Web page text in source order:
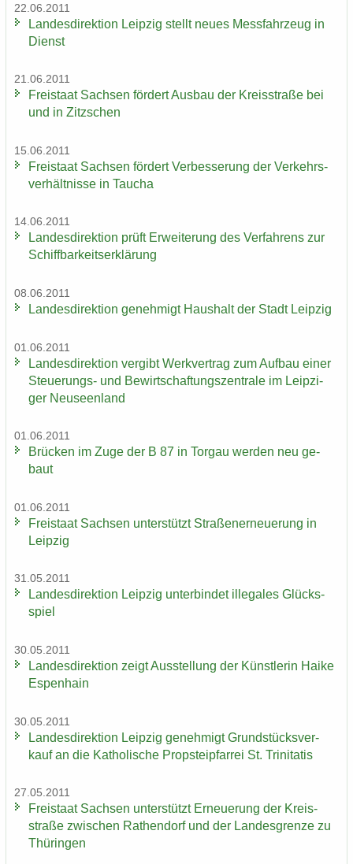
22.06.2011
Lan­des­di­rek­ti­on Leip­zig stellt neues Mess­fahr­zeug in
Dienst
21.06.2011
Frei­staat Sach­sen för­dert Aus­bau der Kreis­stra­ße bei
und in Zitz­schen
15.06.2011
Frei­staat Sach­sen för­dert Ver­bes­se­rung der Ver­kehrs­
ver­hält­nis­se in Tau­cha
14.06.2011
Lan­des­di­rek­ti­on prüft Er­wei­te­rung des Ver­fah­rens zur
Schiff­bar­keits­er­klä­rung
08.06.2011
Lan­des­di­rek­ti­on ge­neh­migt Haus­halt der Stadt Leip­zig
01.06.2011
Lan­des­di­rek­ti­on ver­gibt Werk­ver­trag zum Auf­bau einer
Steuerungs-​ und Be­wirt­schaf­tungs­zen­tra­le im Leip­zi­
ger Neu­seen­land
01.06.2011
Brü­cken im Zuge der B 87 in Tor­gau wer­den neu ge­
baut
01.06.2011
Frei­staat Sach­sen un­ter­stützt Stra­ßen­er­neue­rung in
Leip­zig
31.05.2011
Lan­des­di­rek­ti­on Leip­zig un­ter­bin­det il­le­ga­les Glücks­
spiel
30.05.2011
Lan­des­di­rek­ti­on zeigt Aus­stel­lung der Künst­le­rin Haike
Es­pen­hain
30.05.2011
Lan­des­di­rek­ti­on Leip­zig ge­neh­migt Grund­stücks­ver­
kauf an die Ka­tho­li­sche Propstei­pfar­rei St. Tri­ni­ta­tis
27.05.2011
Frei­staat Sach­sen un­ter­stützt Er­neue­rung der Kreis­
stra­ße zwi­schen Ra­then­dorf und der Lan­des­gren­ze zu
Thü­rin­gen